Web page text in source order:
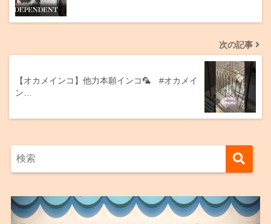
次の記事
【オカメインコ】他力本願インコ🦜 #オカメイ
ン…